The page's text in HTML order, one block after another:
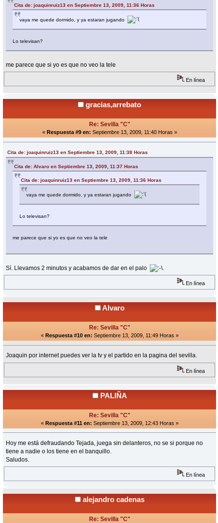
Cita de: joaquinruiz13 en Septiembre 13, 2009, 11:36 Horas
vaya me quede dormido, y ya estaran jugando
Lo televisan?
me parece que si yo es que no veo la tele
En línea
gracias,arrebato
Re: Sevilla "C"
« Respuesta #9 en: Septiembre 13, 2009, 11:40 Horas »
Cita de: joaquinruiz13 en Septiembre 13, 2009, 11:38 Horas
Cita de: Alvaro en Septiembre 13, 2009, 11:37 Horas
Cita de: joaquinruiz13 en Septiembre 13, 2009, 11:36 Horas
vaya me quede dormido, y ya estaran jugando
Lo televisan?
me parece que si yo es que no veo la tele
Sí. Llevamos 2 minutos y acabamos de dar en el palo .
En línea
Alvaro
Re: Sevilla "C"
« Respuesta #10 en: Septiembre 13, 2009, 11:49 Horas »
Joaquin por internet puedes ver la tv y el partido en la pagina del sevilla.
En línea
PALIÑA
Re: Sevilla "C"
« Respuesta #11 en: Septiembre 13, 2009, 12:43 Horas »
Hoy me está defraudando Tejada, juega sin delanteros, no se si porque no
tiene a nadie o los tiene en el banquillo.
Saludos.
En línea
alejandro cadenas
Re: Sevilla "C"